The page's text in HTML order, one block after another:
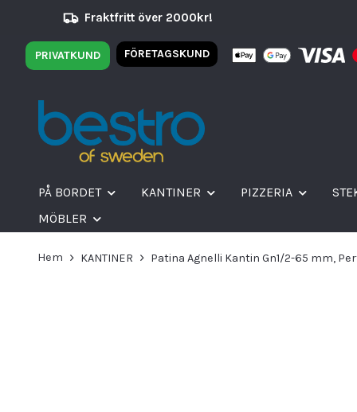
Fraktfritt över 2000kr!
PRIVATKUND FÖRETAGSKUND
PÅ BORDET KANTINER PIZZERIA
MÖBLER
Hem KANTINER Patina Agnelli Kantin Gn1/2-65 mm,